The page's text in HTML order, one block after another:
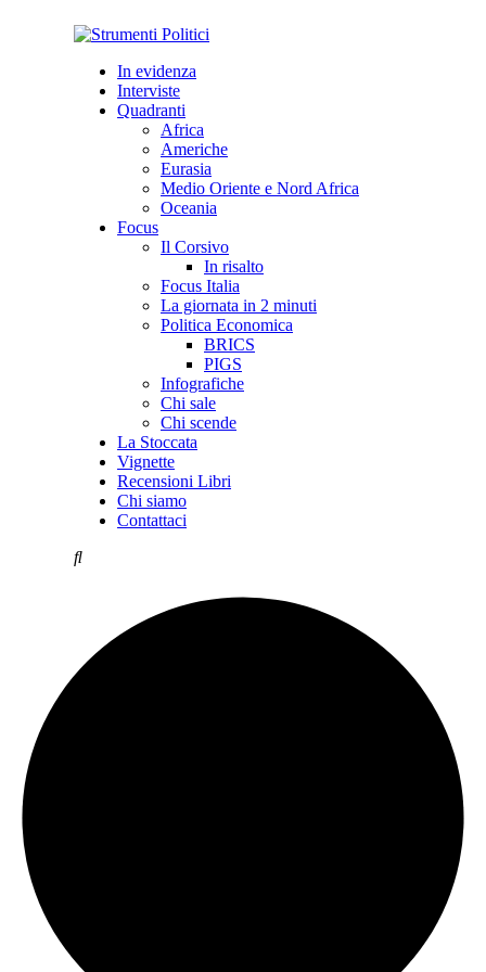
In evidenza
Interviste
Quadranti
Africa
Americhe
Eurasia
Medio Oriente e Nord Africa
Oceania
Focus
Il Corsivo
In risalto
Focus Italia
La giornata in 2 minuti
Politica Economica
BRICS
PIGS
Infografiche
Chi sale
Chi scende
La Stoccata
Vignette
Recensioni Libri
Chi siamo
Contattaci